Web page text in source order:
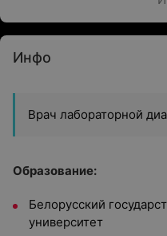
Инфо
Врач лабораторной
Образование:
Белорусский
университет